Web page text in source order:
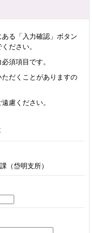
る「入力確認」ボタン
ださい。
須項目です。
だくことがありますの
慮ください。
（岱明支所）